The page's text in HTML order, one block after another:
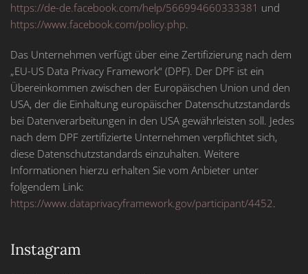
https://de-de.facebook.com/help/566994660333381 und
https://www.facebook.com/policy.php.
Das Unternehmen verfügt über eine Zertifizierung nach dem
„EU-US Data Privacy Framework“ (DPF). Der DPF ist ein
Übereinkommen zwischen der Europäischen Union und den
USA, der die Einhaltung europäischer Datenschutzstandards
bei Datenverarbeitungen in den USA gewährleisten soll. Jedes
nach dem DPF zertifizierte Unternehmen verpflichtet sich,
diese Datenschutzstandards einzuhalten. Weitere
Informationen hierzu erhalten Sie vom Anbieter unter
folgendem Link:
https://www.dataprivacyframework.gov/participant/4452.
Instagram